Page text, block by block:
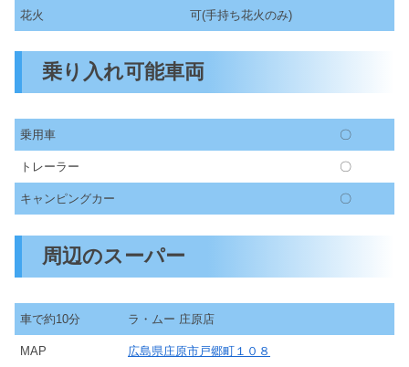
花火 可(手持ち花火のみ)
乗り入れ可能車両
乗用車 〇
トレーラー 〇
キャンピングカー 〇
周辺のスーパー
車で約10分 ラ・ムー 庄原店
MAP 広島県庄原市戸郷町１０８